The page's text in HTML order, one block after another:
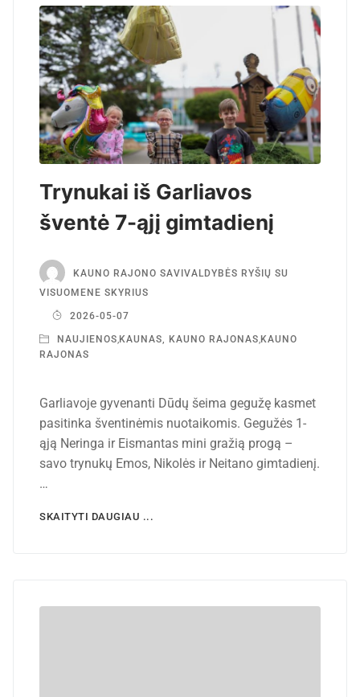
Trynukai iš Garliavos
šventė 7-ąjį gimtadienį
KAUNO RAJONO SAVIVALDYBĖS RYŠIŲ SU
VISUOMENE SKYRIUS
2026-05-07
NAUJIENOS,KAUNAS, KAUNO RAJONAS,KAUNO
RAJONAS
Garliavoje gyvenanti Dūdų šeima gegužę kasmet
pasitinka šventinėmis nuotaikomis. Gegužės 1-
ąją Neringa ir Eismantas mini gražią progą –
savo trynukų Emos, Nikolės ir Neitano gimtadienį.
…
SKAITYTI DAUGIAU ...